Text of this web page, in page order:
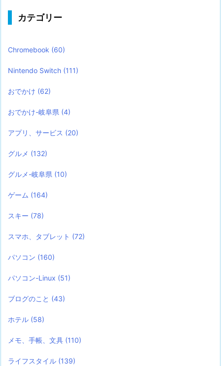
カテゴリー
Chromebook (60)
Nintendo Switch (111)
おでかけ (62)
おでかけ-岐阜県 (4)
アプリ、サービス (20)
グルメ (132)
グルメ-岐阜県 (10)
ゲーム (164)
スキー (78)
スマホ、タブレット (72)
パソコン (160)
パソコン-Linux (51)
ブログのこと (43)
ホテル (58)
メモ、手帳、文具 (110)
ライフスタイル (139)